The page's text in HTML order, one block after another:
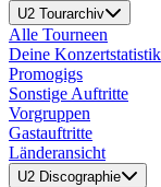
U2 Tourarchiv
Alle Tourneen
Deine Konzertstatistik
Promogigs
Sonstige Auftritte
Vorgruppen
Gastauftritte
Länderansicht
U2 Discographie